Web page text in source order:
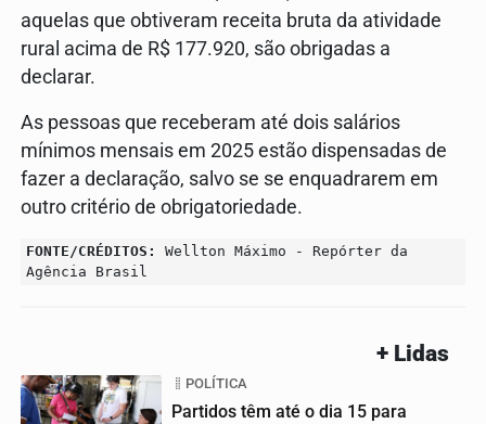
aquelas que obtiveram receita bruta da atividade
rural acima de R$ 177.920, são obrigadas a
declarar.
As pessoas que receberam até dois salários
mínimos mensais em 2025 estão dispensadas de
fazer a declaração, salvo se se enquadrarem em
outro critério de obrigatoriedade.
FONTE/CRÉDITOS:
Wellton Máximo - Repórter da
Agência Brasil
+ Lidas
POLÍTICA
Partidos têm até o dia 15 para